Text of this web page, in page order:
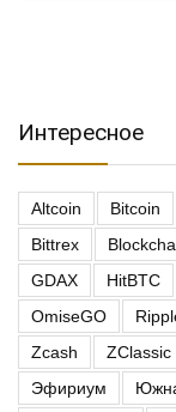
Интересное
Altcoin Bitcoin
Bittrex
GDAX
HitBTC
OmiseGO
Zcash
ZClassic
Эфириум